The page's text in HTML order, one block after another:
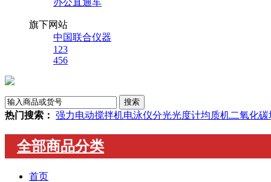
办公直通车
旗下网站
中国联合仪器
123
456
热门搜索： 强力电动搅拌机电泳仪分光光度计均质机二氧化碳
全部商品分类
首页